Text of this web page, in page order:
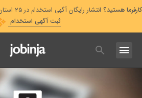
کارفرما هستید؟ انتشار رایگان آگهی استخدام در ۲۵ استان و ۲۶ دسته‌بندی شغلی
ثبت آگهی استخدام